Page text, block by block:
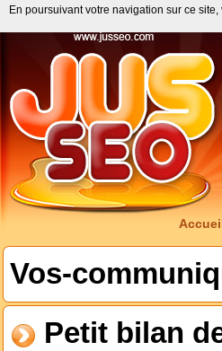
Vos-
Petit bilan
En poursuivant votre navigation sur ce